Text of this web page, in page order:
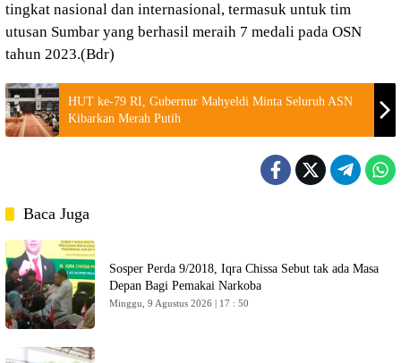
tingkat nasional dan internasional, termasuk untuk tim
utusan Sumbar yang berhasil meraih 7 medali pada OSN
tahun 2023.(Bdr)
HUT ke-79 RI, Gubernur Mahyeldi Minta Seluruh ASN
Kibarkan Merah Putih
Baca Juga
Sosper Perda 9/2018, Iqra Chissa Sebut tak ada Masa
Depan Bagi Pemakai Narkoba
Minggu, 9 Agustus 2026 | 17 : 50